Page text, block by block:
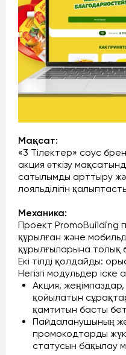
Мақсат:
«3 Тілектер» соус
акция өткізу
сатылымды арттыру
лояльділігін
Механика:
Проект PromoBuilding
құрылған және
құрылғыларына толық
Екі тілді қолдайды:
Негізгі модульдер
Акция,
қойылатын
қамтитын басты
Пайдаланушының
промокодтарды
статусын бақылау